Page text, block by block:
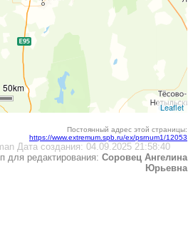
50km
Leaflet
Постоянный адрес этой страницы:
https://www.extremum.spb.ru/ex/psrnum1/12053
Дата создания: 04.09.2025 21:58:40
для редактирования: Соровец Ангелина
Юрьевна